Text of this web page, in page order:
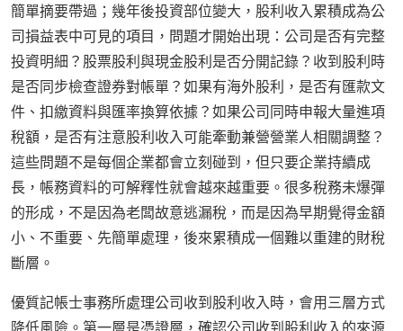
簡單摘要帶過；幾年後投資部位變大，股利收入累積成為公
司損益表中可見的項目，問題才開始出現：公司是否有完整
投資明細？股票股利與現金股利是否分開記錄？收到股利時
是否同步檢查證券對帳單？如果有海外股利，是否有匯款文
件、扣繳資料與匯率換算依據？如果公司同時申報大量進項
稅額，是否有注意股利收入可能牽動兼營營業人相關調整？
這些問題不是每個企業都會立刻碰到，但只要企業持續成
長，帳務資料的可解釋性就會越來越重要。很多稅務未爆彈
的形成，不是因為老闆故意逃漏稅，而是因為早期覺得金額
小、不重要、先簡單處理，後來累積成一個難以重建的財稅
斷層。
優質記帳士事務所處理公司收到股利收入時，會用三層方式